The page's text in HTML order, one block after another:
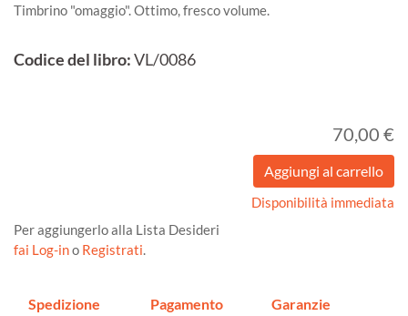
Timbrino "omaggio". Ottimo, fresco volume.
Codice del libro:VL/0086
70,00 €
Disponibilità immediata
Per aggiungerlo alla Lista Desideri
fai Log-ino Registrati.
Spedizione Pagamento Garanzie